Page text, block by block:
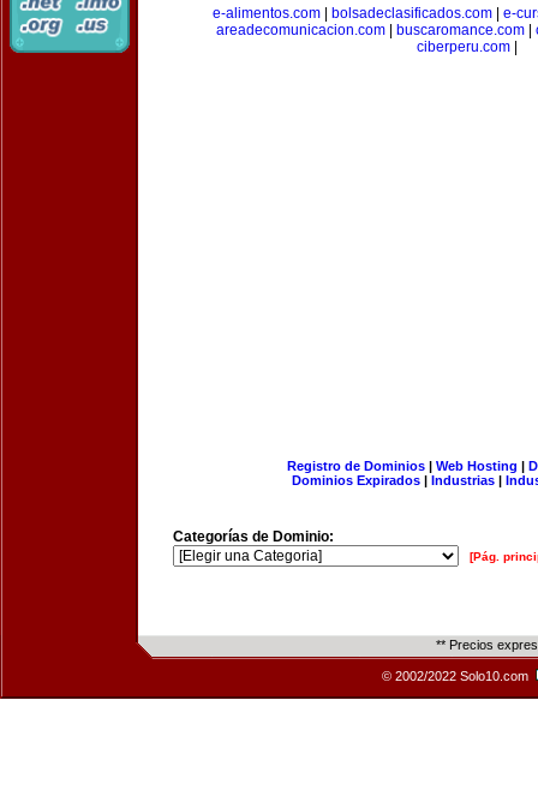
e-alimentos.com| bolsadeclasificados.com| e-
areadecomunicacion.com| buscaromance.com|
ciberperu.com
Registro de Dominios| Web Hosting |
Dominios Expirados | Industrias |
Categorías de Dominio:
[Pág.
** Precios
© 2002/2022 Solo10.com